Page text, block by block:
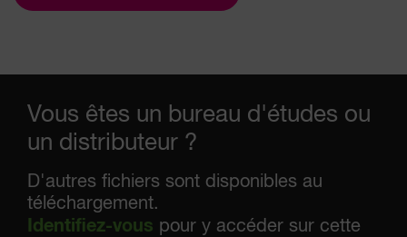
Vous êtes un bureau d'études ou
un distributeur ?
D'autres fichiers sont disponibles au
téléchargement.
Identifiez-vous pour y accéder sur cette